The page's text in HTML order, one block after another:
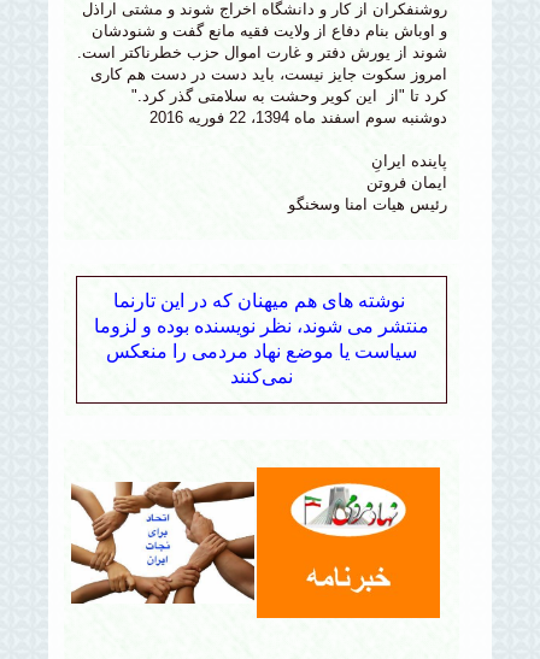
روشنفکران از کار و دانشگاه اخراج شوند و مشتی اراذل
و اوباش بنام دفاع از ولایت فقیه مانع گفت و شنودشان
شوند از یورش دفتر و غارت اموال حزب خطرناکتر است.
امروز سکوت جایز نیست، باید دست در دست هم کاری
کرد تا "از این کویر وحشت به سلامتی گذر کرد."
دوشنبه سوم اسفند ماه 1394، 22 فوریه 2016
پاینده ایرانِ
ایمان فروتن
رئیس هیات امنا وسخنگو
نوشته های هم میهنان که در این تارنما
منتشر می شوند، نظر نویسنده بوده و لزوما
سیاست یا موضع نهاد مردمی را منعکس
نمی‌کنند